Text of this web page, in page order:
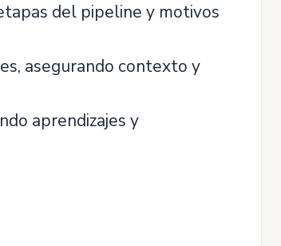
del pipeline y motivos
asegurando contexto y
aprendizajes y